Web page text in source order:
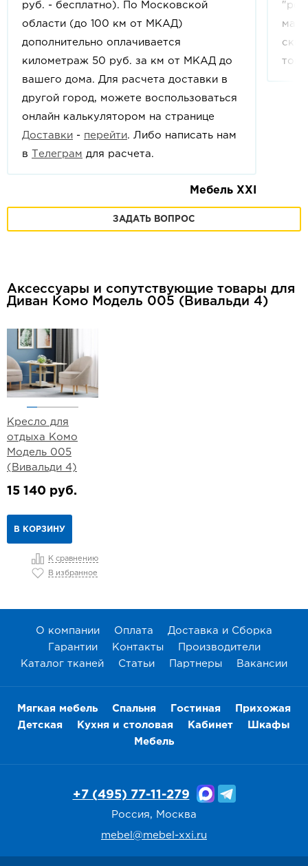
руб. - бесплатно). По Московской
области (до 100 км от МКАД)
дополнительно оплачивается
километраж 50 руб. за км от МКАД до
вашего дома. Для расчета доставки в
другой город, можете воспользоваться
онлайн калькулятором на странице
Доставки - перейти. Либо написать нам
в Телеграм для расчета.
Мебель XXI
ЗАДАТЬ ВОПРОС
Аксессуары и сопутствующие товары для
Диван Комо Модель 005 (Вивальди 4)
Кресло для
отдыха Комо
Модель 005
(Вивальди 4)
15 140 руб.
В КОРЗИНУ
К сравнению
В избранное
О компании Оплата
Доставка и Сборка
Гарантии
Контакты
Производители
Каталог тканей
Статьи Партнеры Вакансии
Мягкая мебель Спальня Гостиная
Прихожая
Детская
Кухня и столовая Кабинет
Шкафы
Мебель
+7 (495) 77-11-279
Россия, Москва
mebel@mebel-xxi.ru